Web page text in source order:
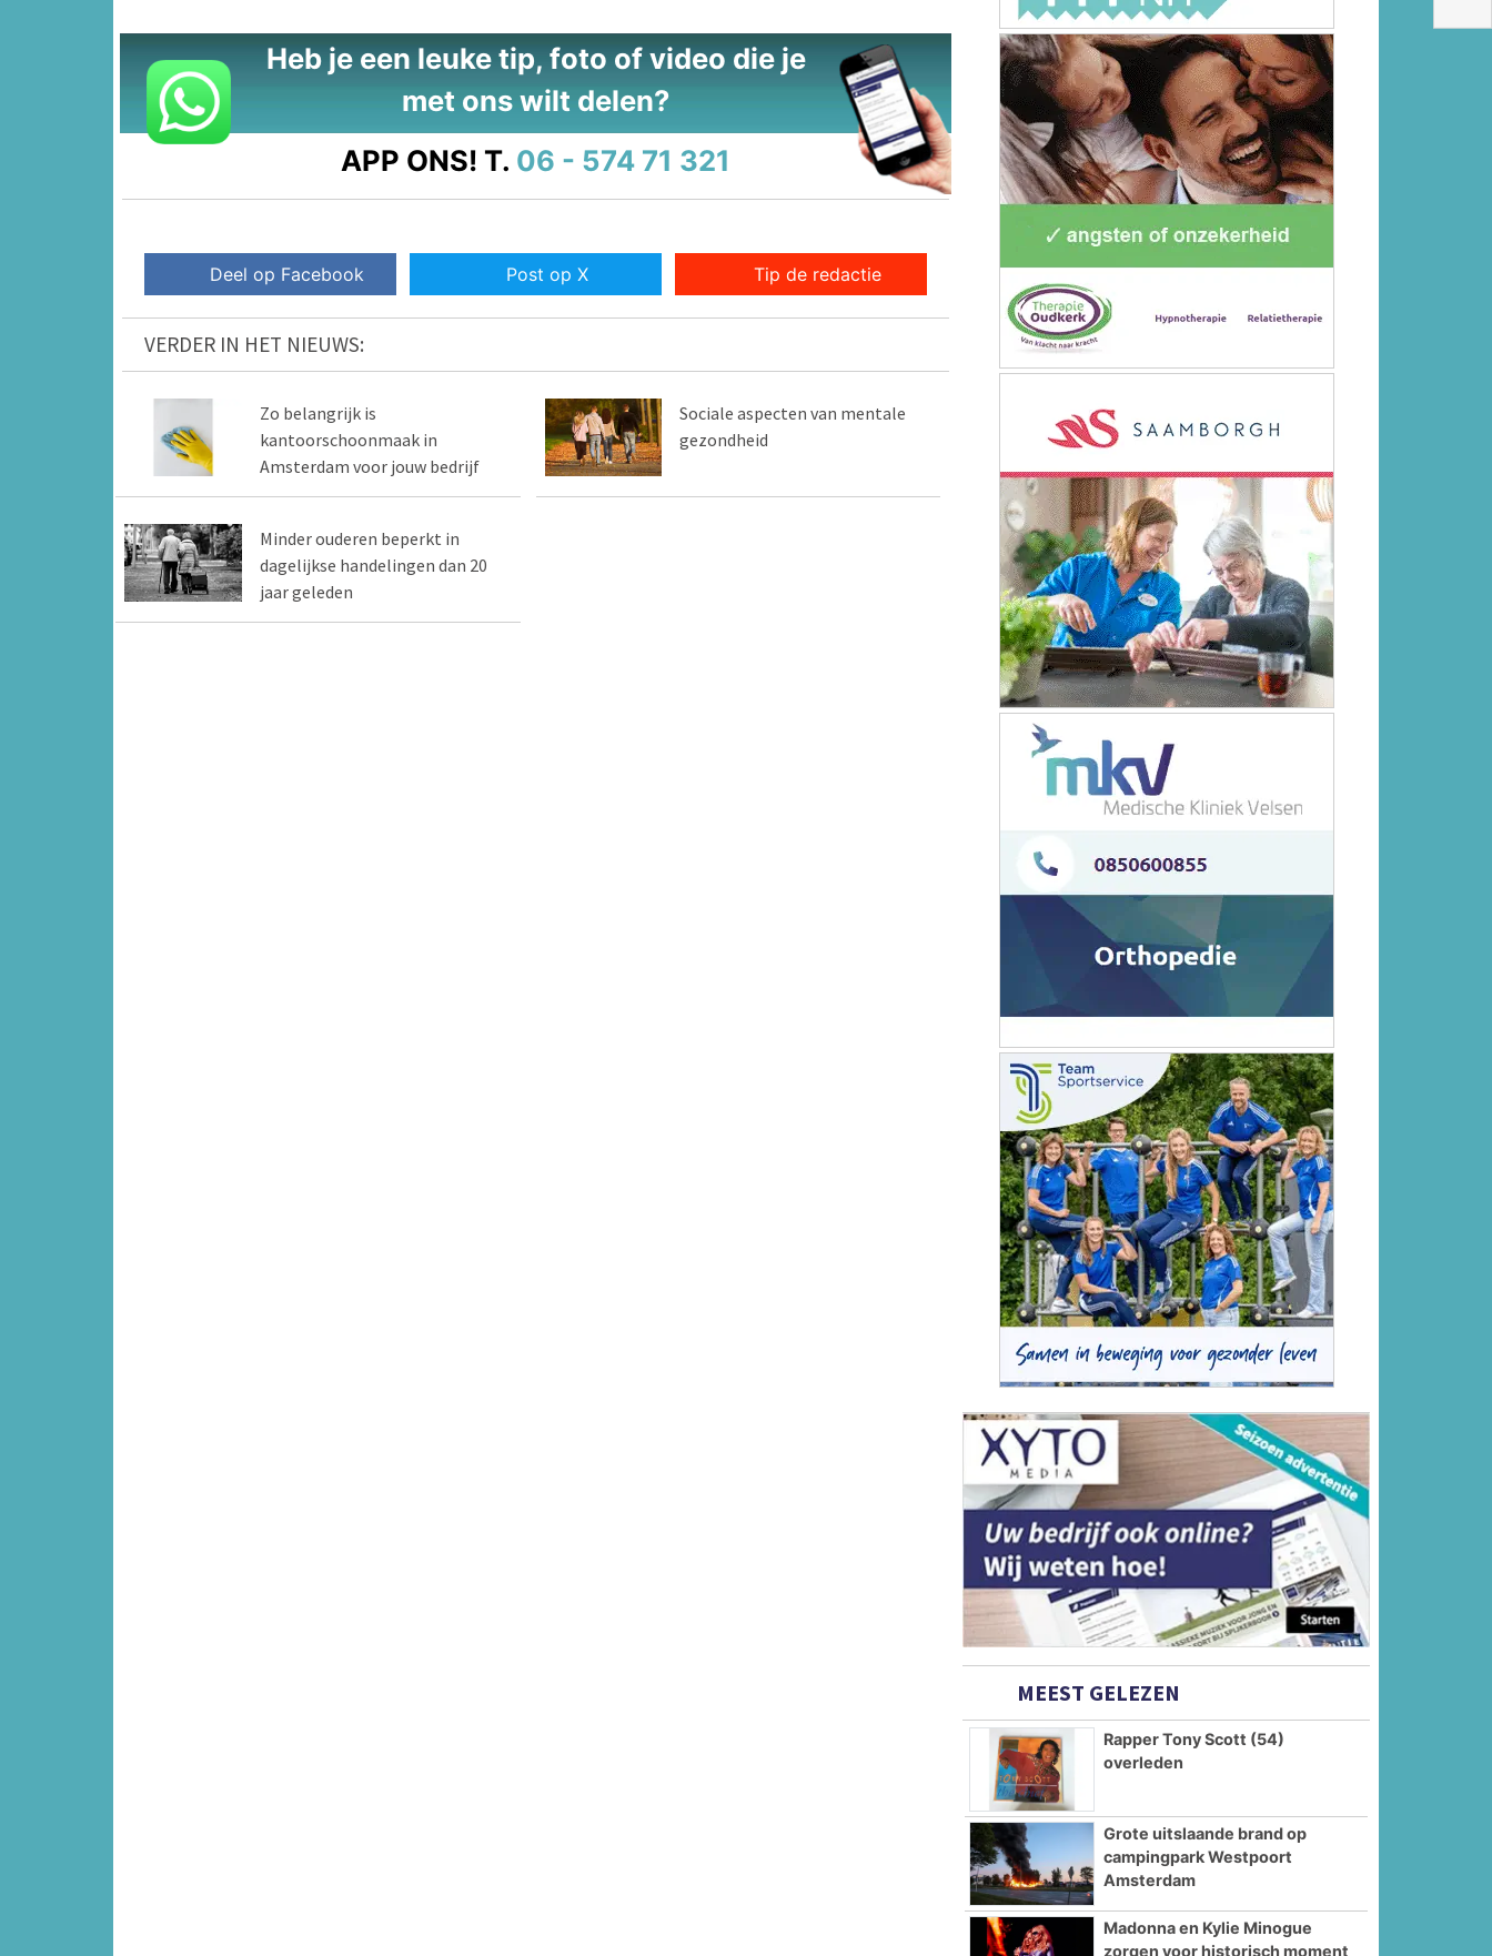
Heb je een leuke tip, foto of video die je
met ons wilt delen?
APP ONS! T. 06 - 574 71 321
Deel op Facebook Post op X Tip de redactie
VERDER IN HET NIEUWS:
Zo belangrijk is
kantoorschoonmaak in
Amsterdam voor jouw bedrijf
Sociale aspecten van mentale
gezondheid
Minder ouderen beperkt in
dagelijkse handelingen dan 20
jaar geleden
MEEST GELEZEN
Rapper Tony Scott (54)
overleden
Grote uitslaande brand op
campingpark Westpoort
Amsterdam
Madonna en Kylie Minogue
zorgen voor historisch moment